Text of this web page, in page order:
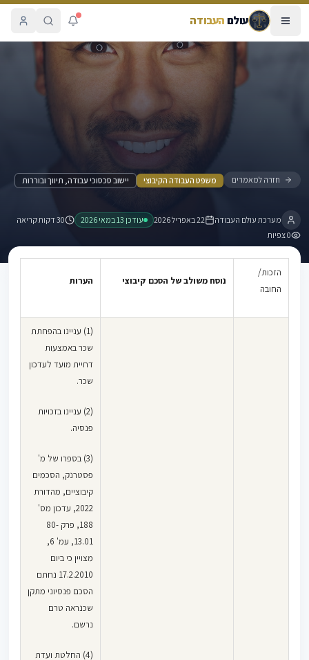
עולםהעבודה
חזרה למאמרים משפט העבודה הקיבוצי יישוב סכסוכי עבודה, תיווך ובוררות
מערכת עולם העבודה 22 באפריל 2026 עודכן 13 במאי 2026
30 דקות קריאה
0צפיות
הזכות/
החובה
נוסח משולב של הסכם קיבוצי הערות
(1) עניינו בהפחתת
שכר באמצעות
דחיית מועד לעדכון
שכר.
(2) עניינו בזכויות
פנסיה.
(3) בספרו של מ'
פסטרנק, הסכמים
קיבוציים, מהדורת
2022, עדכון מס'
188, פרק 80-
13.01, עמ' 6,
מצויין כי ביום
17.2.2010 נחתם
הסכם פנסיוני מתקן
שכנראה טרם
נרשם.
(4) החלטת ועדת